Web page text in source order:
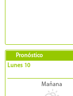
Pronóstico
Lunes 10
Mañana